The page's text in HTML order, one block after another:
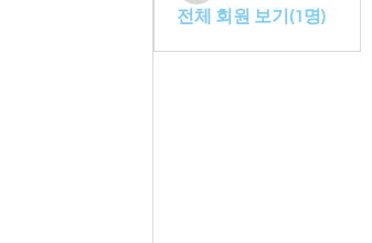
전체 회원 보기(1명)